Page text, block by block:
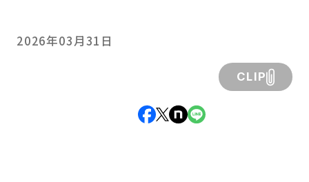
2026年03月31日
CLIP